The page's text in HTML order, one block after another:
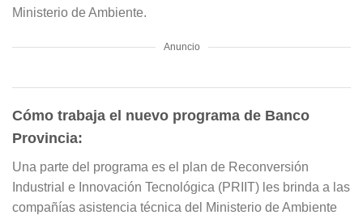
Ministerio de Ambiente.
Anuncio
Cómo trabaja el nuevo programa de Banco
Provincia:
Una parte del programa es el plan de Reconversión
Industrial e Innovación Tecnológica (PRIIT) les brinda a las
compañías asistencia técnica del Ministerio de Ambiente